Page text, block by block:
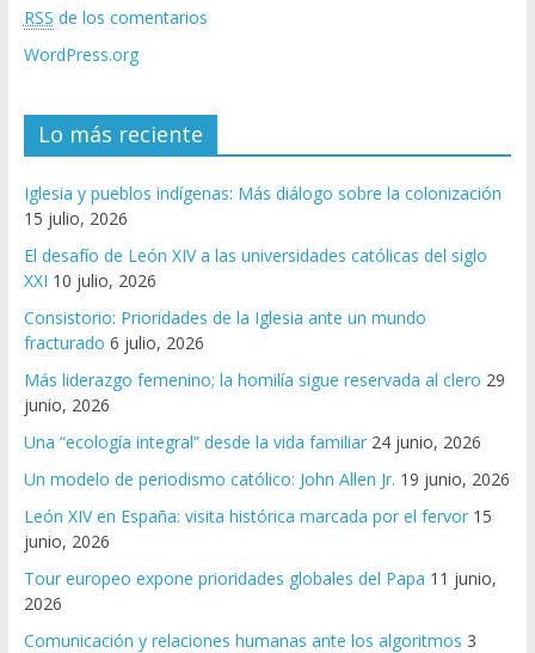
RSS de los comentarios
WordPress.org
Lo más reciente
Iglesia y pueblos indígenas: Más diálogo sobre la colonización
15 julio, 2026
El desafío de León XIV a las universidades católicas del siglo
XXI 10 julio, 2026
Consistorio: Prioridades de la Iglesia ante un mundo
fracturado 6 julio, 2026
Más liderazgo femenino; la homilía sigue reservada al clero 29
junio, 2026
Una “ecología integral” desde la vida familiar 24 junio, 2026
Un modelo de periodismo católico: John Allen Jr. 19 junio, 2026
León XIV en España: visita histórica marcada por el fervor 15
junio, 2026
Tour europeo expone prioridades globales del Papa 11 junio,
2026
Comunicación y relaciones humanas ante los algoritmos 3